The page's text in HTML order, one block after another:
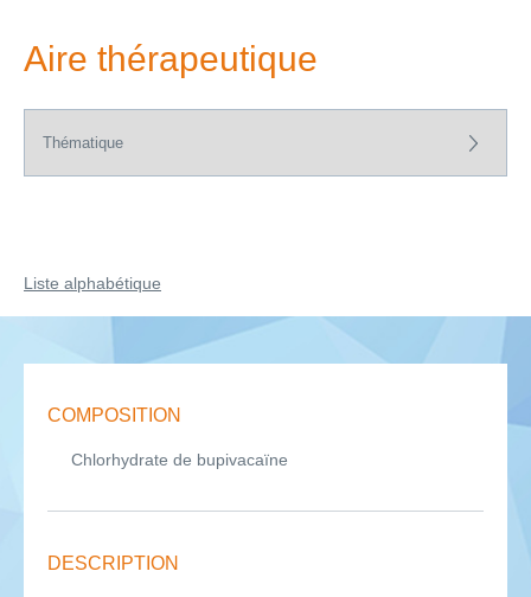
Aire thérapeutique
Liste alphabétique
COMPOSITION
Chlorhydrate de bupivacaïne
DESCRIPTION